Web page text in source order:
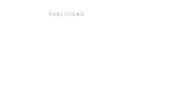
PUBLICIDAD